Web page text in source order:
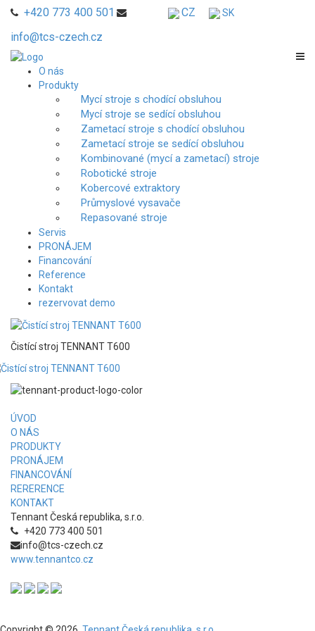
+420 773 400 501
info@tcs-czech.cz
CZ SK
O nás
Produkty
Mycí stroje s chodící obsluhou
Mycí stroje se sedící obsluhou
Zametací stroje s chodící obsluhou
Zametací stroje se sedící obsluhou
Kombinované (mycí a zametací) stroje
Robotické stroje
Kobercové extraktory
Průmyslové vysavače
Repasované stroje
Servis
PRONÁJEM
Financování
Reference
Kontakt
rezervovat demo
Čistící stroj TENNANT T600
ÚVOD
O NÁS
PRODUKTY
PRONÁJEM
FINANCOVÁNÍ
RERERENCE
KONTAKT
Tennant Česká republika, s.r.o.
+420 773 400 501
info@tcs-czech.cz
www.tennantco.cz